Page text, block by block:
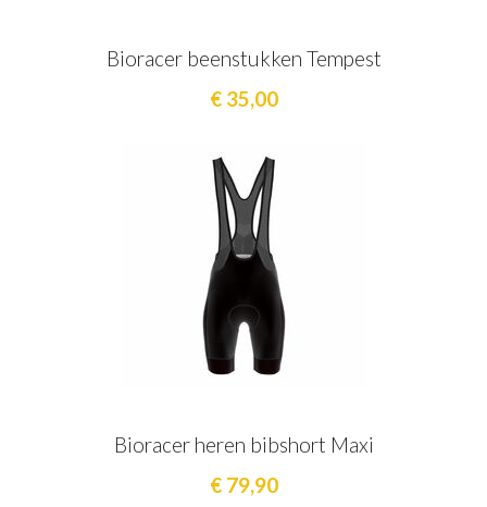
Bioracer beenstukken Tempest
€ 35,00
Bioracer heren bibshort Maxi
€ 79,90